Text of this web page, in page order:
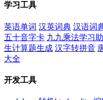
学习工具
英语单词 汉英词典 汉语词
五十音字卡 九九乘法学习
生计算题生成 汉字转拼音
大全
开发工具